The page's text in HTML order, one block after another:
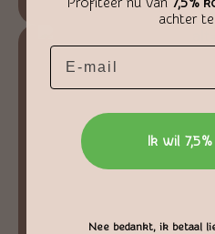
achter
Email
Ik wil
Nee bedankt, ik betaal